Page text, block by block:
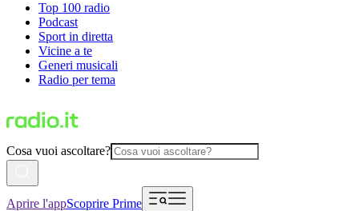
Top 100 radio
Podcast
Sport in diretta
Vicine a te
Generi musicali
Radio per tema
Cosa vuoi ascoltare?
Aprire l'appScoprire Prime